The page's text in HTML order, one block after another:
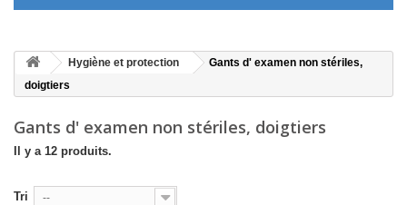
Hygiène et protection
Gants d' examen non stériles,
doigtiers
Gants d' examen non stériles, doigtiers
Il y a 12 produits.
Tri --